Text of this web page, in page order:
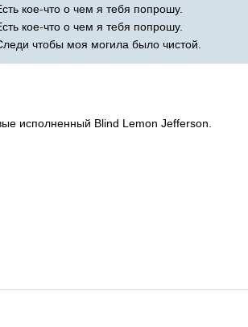
кое-что о чем я тебя попрошу.
кое-что о чем я тебя попрошу.
чтобы моя могила было чистой.
исполненный Blind Lemon Jefferson